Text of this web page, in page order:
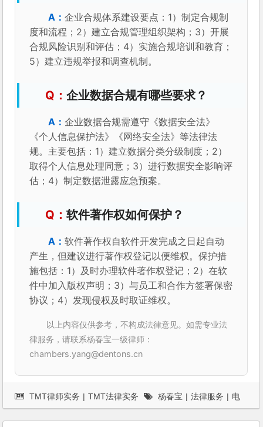
企业合规体系建设要点：1）制定合规制
度和流程；2）建立合规管理组织架构；3）开展
合规风险识别和评估；4）实施合规培训和教育；
5）建立违规举报和调查机制。
企业数据合规有哪些要求？
企业数据合规需遵守《数据安全法》
《个人信息保护法》《网络安全法》等法律法
规。主要包括：1）建立数据分类分级制度；2）
取得个人信息处理同意；3）进行数据安全影响评
估；4）制定数据泄露应急预案。
软件著作权如何保护？
软件著作权自软件开发完成之日起自动
产生，但建议进行著作权登记以便维权。保护措
施包括：1）及时办理软件著作权登记；2）在软
件中加入版权声明；3）与员工和合作方签署保密
协议；4）发现侵权及时取证维权。
以上内容仅供参考，不构成法律意见。如需专业法
律服务，请联系杨春宝一级律师：
chambers.yang@dentons.cn
TMT律师实务 | TMT法律实务 杨春宝 | 法律服务 | 电
子商务